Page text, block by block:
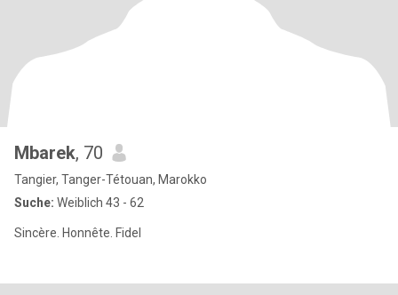
Mbarek, 70
Tangier, Tanger-Tétouan, Marokko
Suche: Weiblich 43 - 62
Sincère. Honnête. Fidel